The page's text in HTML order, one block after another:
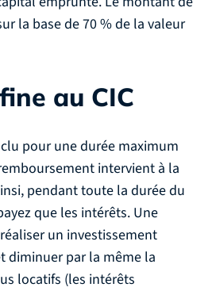
la base de 70 % de la valeur
au CIC
pour une durée maximum
intervient à la
pendant toute la durée du
que les intérêts. Une
un investissement
diminuer par la même la
locatifs (les intérêts